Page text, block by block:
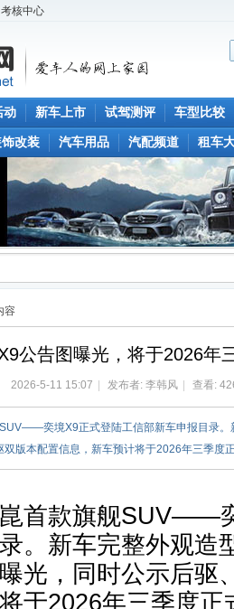
考核中心
动 新车上市 试驾测评 车型比较
改装 汽车用品 汽配频道 租车
容
公告图曝光，将于2026年
2026-5-11 15:07 发布者: 李韩风 查看:
奕境X9正式登陆工信部新车申报目录
版本配置信息，新车预计将于2026年三季度
首款旗舰SUV——
。新车完整外观造
光，同时公示后驱
于2026年三季度正